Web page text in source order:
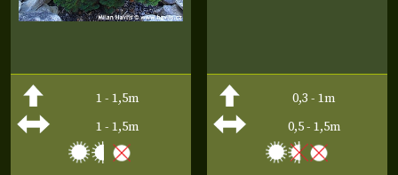
1 - 1,5m
1 - 1,5m
0,3 - 1m
0,5 - 1,5m